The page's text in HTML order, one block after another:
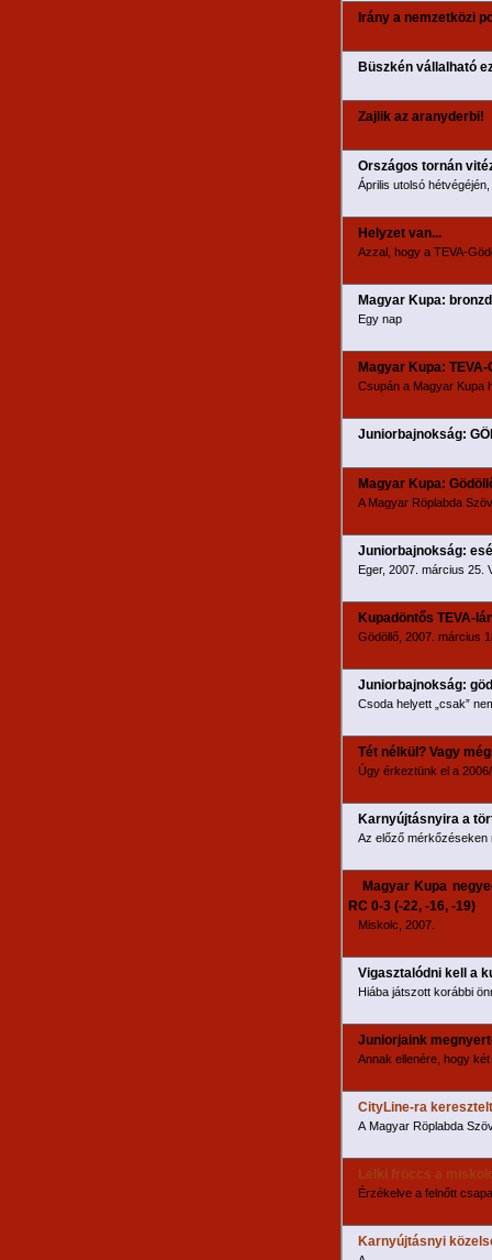
Irány a nemzetközi
Büszkén vállalható
Zajlik az aranyderbi!
Országos tornán
Április utolsó
Helyzet van...
Azzal, hogy a TEVA-
Magyar Kupa:
Egy nap
Magyar Kupa:
Csupán a Magyar Kupa
Juniorbajnokság:
Magyar Kupa:
A Magyar Röplabda
Juniorbajnokság:
Eger, 2007. március 25.
Kupadöntős TEVA-
Gödöllő, 2007. március
Juniorbajnokság:
Csoda helyett „csak”
Tét nélkül? Vagy
Úgy érkeztünk el a
Karnyújtásnyira a
Az előző mérkőzéseken
Magyar Kupa
RC 0-3 (-22, -16, -19)
Miskolc, 2007.
Vigasztalódni kell a
Hiába játszott korábbi
Juniorjaink
Annak ellenére, hogy
CityLine-ra
A Magyar Röplabda
Lelki fröccs a
Érzékelve a felnőtt
Karnyújtásnyi